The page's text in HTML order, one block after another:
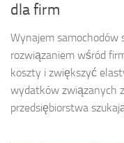
dla firm
Wynajem samochodów
rozwiązaniem wśród
koszty i zwiększyć
wydatków związanych
przedsiębiorstwa